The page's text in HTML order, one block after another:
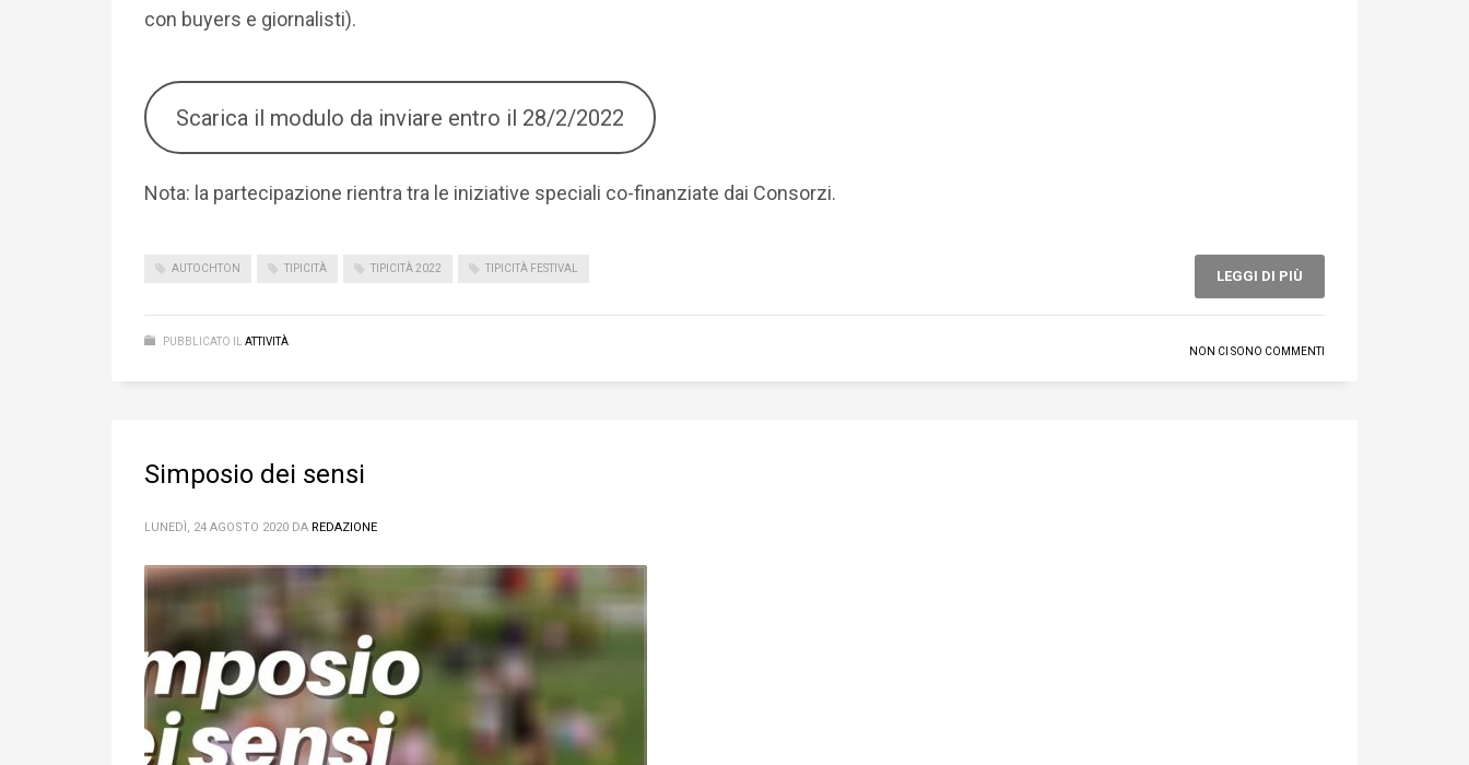
con buyers e giornalisti).
Scarica il modulo da inviare entro il 28/2/2022
Nota: la partecipazione rientra tra le iniziative speciali co-finanziate dai Consorzi.
AUTOCHTON TIPICITÀ TIPICITÀ 2022 TIPICITÀ FESTIVAL LEGGI DI PIÙ
PUBBLICATO IL
ATTIVITÀ
NON CI SONO COMMENTI
Simposio dei sensi
LUNEDÌ, 24 AGOSTO 2020 DA REDAZIONE